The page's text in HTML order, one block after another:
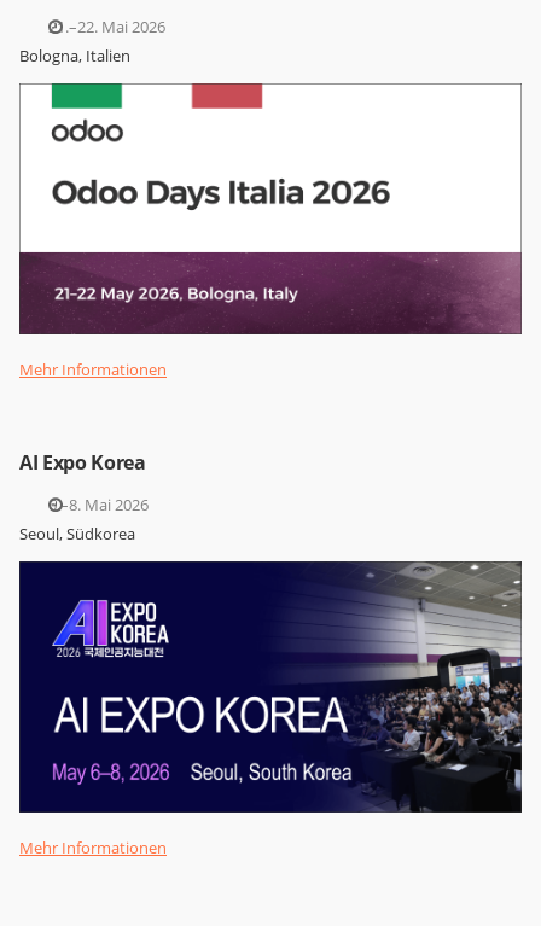
21.–22. Mai 2026
Bologna, Italien
Mehr Informationen
AI Expo Korea
6.–8. Mai 2026
Seoul, Südkorea
Mehr Informationen